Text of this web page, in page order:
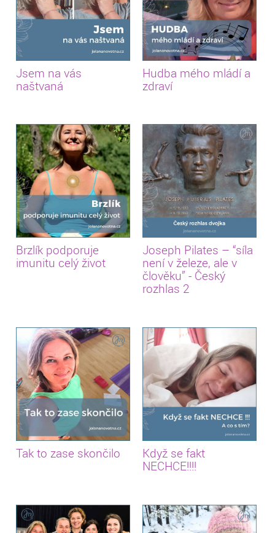
Jsem na vás
naštvaná
Hudba mého mládí a
zdraví
Brzlík podporuje
imunitu celý život
Joseph Pilates – “síla
není v železe, ale v
člověku” - Český
rozhlas 2
Tak to zase skončilo
Když se fakt
NECHCE!!!!